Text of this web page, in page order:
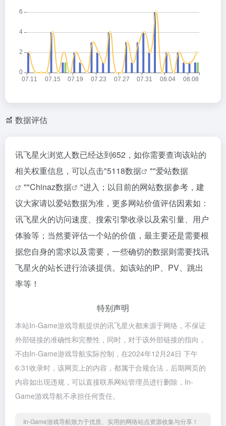
数据评估
讯飞星火浏览人数已经达到652，如你需要查询该站的
相关权重信息，可以点击"5118数据 ""爱站数据
""Chinaz数据
"进入；以目前的网站数据参考，建
议大家请以爱站数据为准，更多网站价值评估因素如：
讯飞星火的访问速度、搜索引擎收录以及索引量、用户
体验等；当然要评估一个站的价值，最主要还是需要根
据您自身的需求以及需要，一些确切的数据则需要找讯
飞星火的站长进行洽谈提供。如该站的IP、PV、跳出
率等！
特别声明
本站In-Game游戏导航提供的讯飞星火都来源于网络，不保证
外部链接的准确性和完整性，同时，对于该外部链接的指向，
不由In-Game游戏导航实际控制，在2024年12月24日 下午
6:31收录时，该网页上的内容，都属于合规合法，后期网页的
内容如出现违规，可以直接联系网站管理员进行删除，In-
Game游戏导航不承担任何责任。
In-Game游戏导航致力于优质、实用的网络站点资源收集与分享！